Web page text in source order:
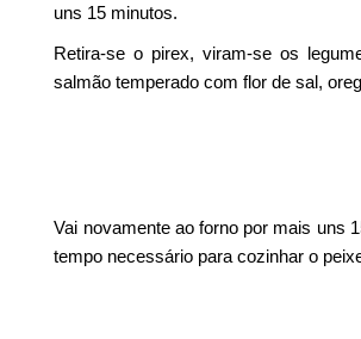
uns 15 minutos.
Retira-se o pirex, viram-se os
salmão temperado com flor de sal,
Vai novamente ao forno por mais uns
tempo necessário para cozinhar o